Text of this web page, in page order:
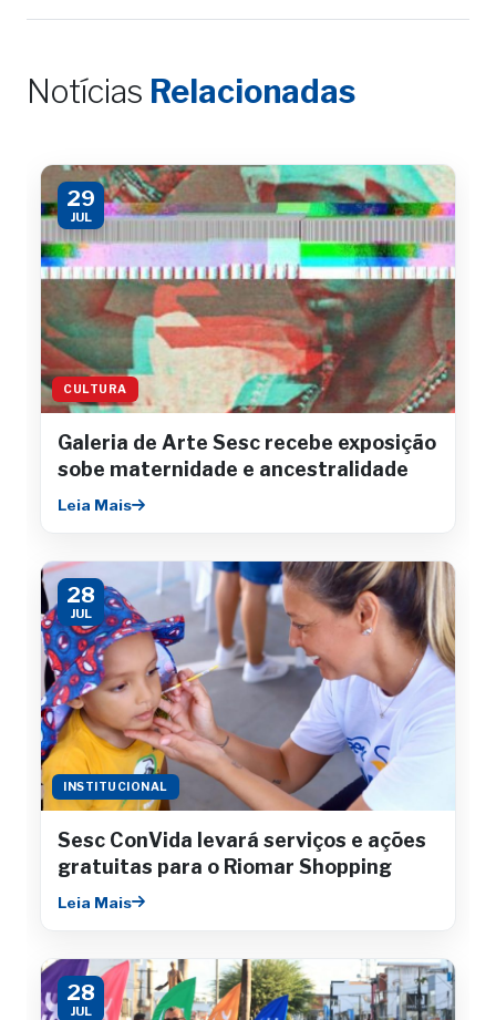
Notícias Relacionadas
29
JUL
CULTURA
Galeria de Arte Sesc recebe exposição
sobe maternidade e ancestralidade
Leia Mais
28
JUL
INSTITUCIONAL
Sesc ConVida levará serviços e ações
gratuitas para o Riomar Shopping
Leia Mais
28
JUL